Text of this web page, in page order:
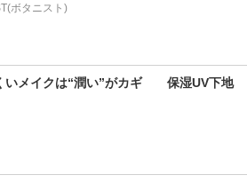
ボタニスト)
いメイクは“潤い”がカギ　　保湿UV下地